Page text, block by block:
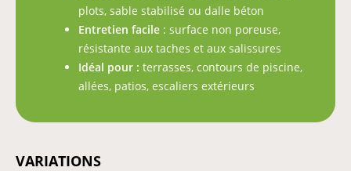
plots, sable stabilisé ou dalle béton
Entretien facile : surface non poreuse,
résistante aux taches et aux salissures
Idéal pour : terrasses, contours de piscine,
allées, patios, escaliers extérieurs
VARIATIONS